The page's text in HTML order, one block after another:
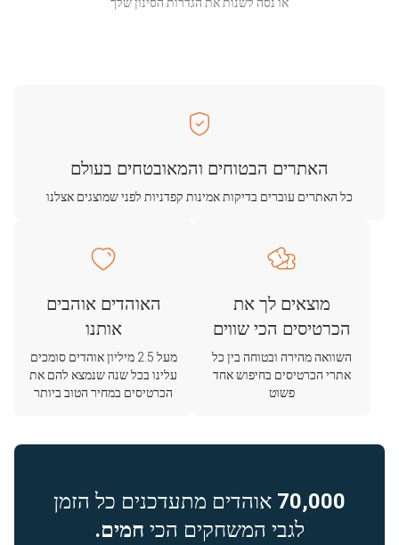
האתרים הבטוחים והמאובטחים בעולם
כל האתרים עוברים בדיקות אמינות קפדניות לפני שמוצגים אצלנו
מוצאים לך את
הכרטיסים הכי שווים
השוואה מהירה ובטוחה בין כל
אתרי הכרטיסים בחיפוש אחד
פשוט
האוהדים אוהבים
אותנו
מעל 2.5 מיליון אוהדים סומכים
עלינו בכל שנה שנמצא להם את
הכרטיסים במחיר הטוב ביותר
70,000 אוהדים מתעדכנים כל הזמן
לגבי המשחקים הכי חמים.